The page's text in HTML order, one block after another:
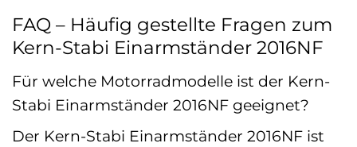
FAQ – Häufig gestellte Fragen zum
Kern-Stabi Einarmständer 2016NF
Für welche Motorradmodelle ist der Kern-
Stabi Einarmständer 2016NF geeignet?
Der Kern-Stabi Einarmständer 2016NF ist